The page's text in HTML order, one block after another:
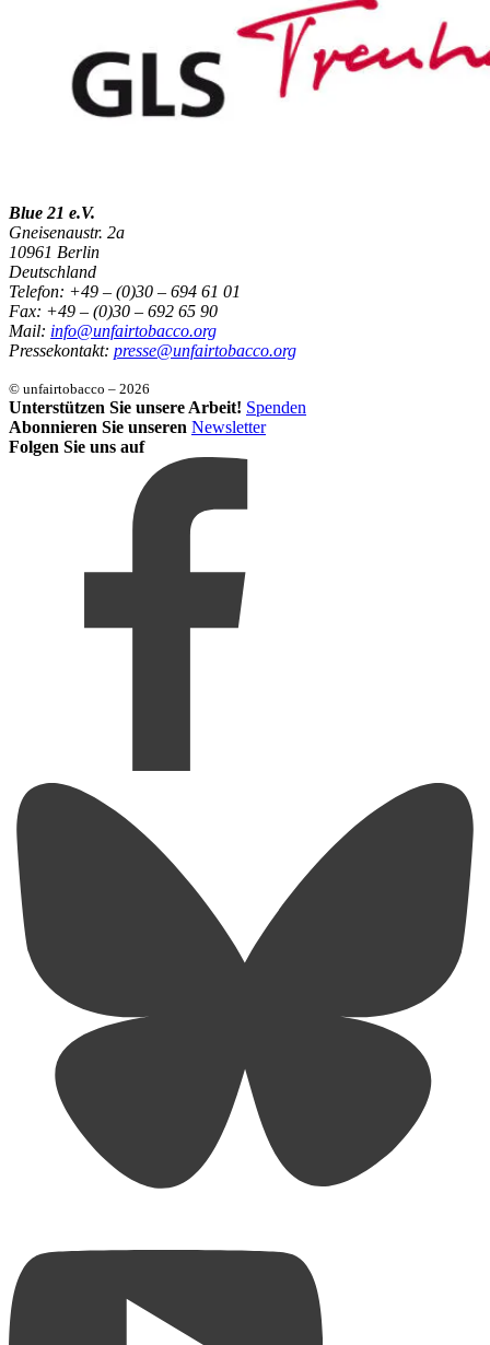
Blue 21 e.V.
Gneisenaustr. 2a
10961 Berlin
Deutschland
Telefon: +49 – (0)30 – 694 61 01
Fax: +49 – (0)30 – 692 65 90
Mail: info@unfairtobacco.org
Pressekontakt: presse@unfairtobacco.org
© unfairtobacco – 2026
Unterstützen Sie unsere Arbeit! Spenden
Abonnieren Sie unseren Newsletter
Folgen Sie uns auf